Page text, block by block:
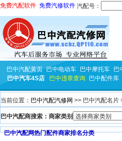
免费汽配软件 免费汽修软件 汽配号：
巴中汽配黄页 巴中电动车 巴中摩托车 巴
巴中汽车4S店
巴中违章查询 巴中配件库
当前位置： 巴中汽配汽修网 >> 巴中汽配名片
巴中汽配商搜索：商家类别
巴中汽配网热门配件商家排名分类